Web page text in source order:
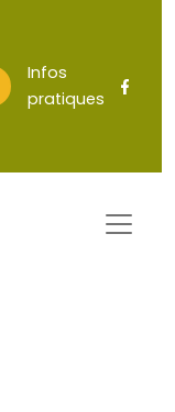
Infos
pratiques